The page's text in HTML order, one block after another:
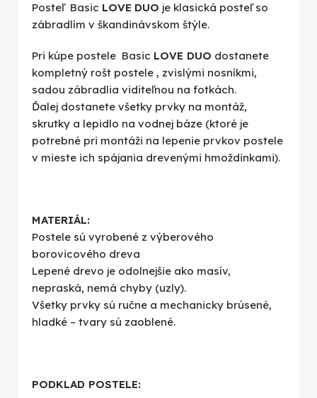
Posteľ Basic LOVE DUO je klasická posteľ so
zábradlím v škandinávskom štýle.
Pri kúpe postele Basic LOVE DUO dostanete
kompletný rošt postele , zvislými nosníkmi,
sadou zábradlia viditeľnou na fotkách.
Ďalej dostanete všetky prvky na montáž,
skrutky a lepidlo na vodnej báze (ktoré je
potrebné pri montáži na lepenie prvkov postele
v mieste ich spájania drevenými hmoždinkami).
MATERIÁL:
Postele sú vyrobené z výberového
borovicového dreva
Lepené drevo je odolnejšie ako masív,
nepraská, nemá chyby (uzly).
Všetky prvky sú ručne a mechanicky brúsené,
hladké – tvary sú zaoblené.
PODKLAD POSTELE: